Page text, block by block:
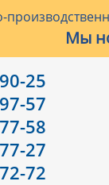
Мы
25
57
58
27
72